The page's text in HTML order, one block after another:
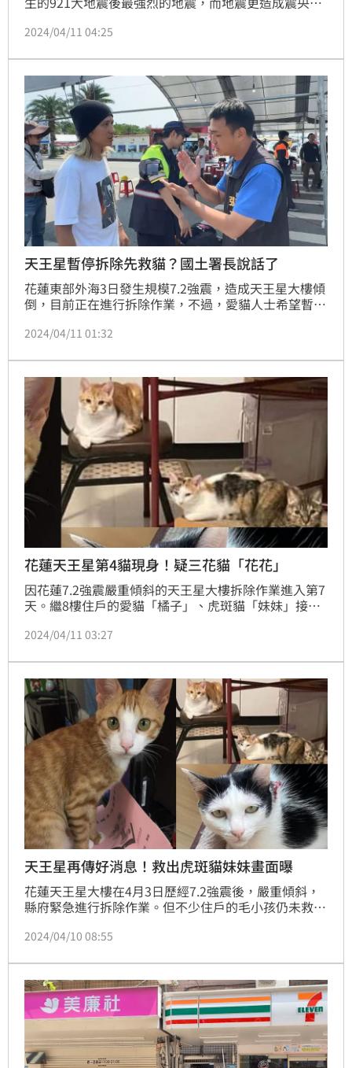
嚴重傾斜，目前正在進行拆除作業。除了已疏散的住戶
隻貓，稍早，拆除頂樓時還有4隻雞排隊依序跳下。
2024/04/11 04:25
天王星暫停拆除先救貓？國土署長說話了
花蓮東部外海3日發生規模7.2強震，造成天王星大樓傾
倒，目前正在進行拆除作業，不過，愛貓人士希望暫停
突。對此，國土管理署署長吳欣修今（11）日表示，天
咪，指揮官會判斷情況後暫停拆除作業一段時間，待民
眾取回後再繼續。如果真的沒辦法，還是要考慮公共安
全。
2024/04/11 01:32
花蓮天王星第4貓現身！疑三花貓「花花」
因花蓮7.2強震嚴重傾斜的天王星大樓拆除作業進入第7
天。繼8樓住戶的愛貓「橘子」、虎斑貓「妹妹」接連
做妞妞)在眾人面前現身後，第4隻失蹤的貓咪也在10日
立即暫停工作，確認貓咪可能所在地點後，將附近的水
泥、鋼筋等慢慢撥開，清出視野較為清楚的空間，並將
以吊掛擺放誘捕籠，待天亮展開救援。
2024/04/11 03:27
天王星再傳好消息！救出虎斑貓妹妹畫面曝
花蓮天王星大樓在4月3日歷經7.2強震後，嚴重傾斜，
縣府緊急進行拆除作業。但不少住戶的毛小孩仍未救
小姐飼養的3隻愛貓，其中橘貓「橘子」率先被發現，
後一隻三花貓「花花」待救援；而康老師的愛貓也出現
了。消息曝光後，吸引許多網友為毛孩子集氣，希望能
幫助牠們成功脫困。
2024/04/10 08:55